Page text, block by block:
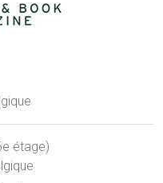
étage)